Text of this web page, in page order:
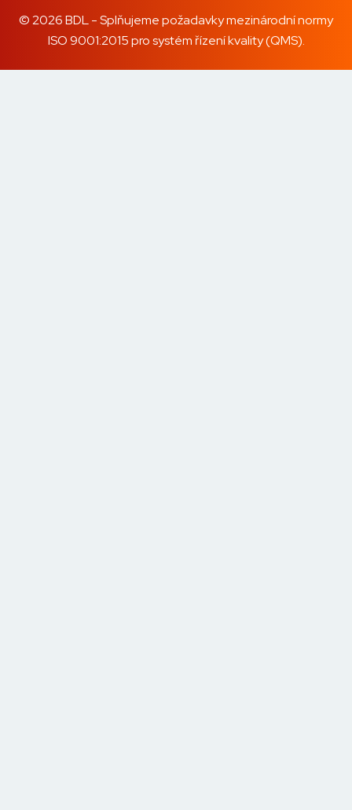
© 2026 BDL - Splňujeme požadavky mezinárodní normy
ISO 9001:2015 pro systém řízení kvality (QMS).